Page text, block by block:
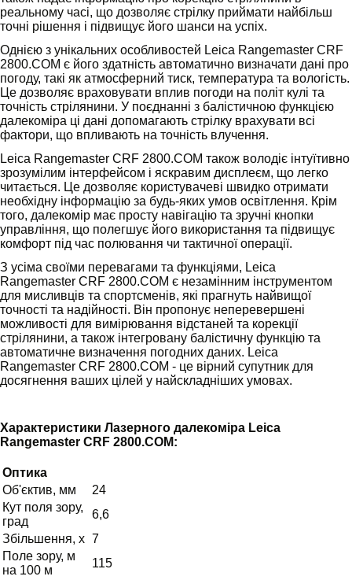
реальному часі, що дозволяє стрілку приймати найбільш
точні рішення і підвищує його шанси на успіх.
Однією з унікальних особливостей Leica Rangemaster CRF
2800.COM є його здатність автоматично визначати дані про
погоду, такі як атмосферний тиск, температура та вологість.
Це дозволяє враховувати вплив погоди на політ кулі та
точність стрілянини. У поєднанні з балістичною функцією
далекоміра ці дані допомагають стрілку врахувати всі
фактори, що впливають на точність влучення.
Leica Rangemaster CRF 2800.COM також володіє інтуїтивно
зрозумілим інтерфейсом і яскравим дисплеєм, що легко
читається. Це дозволяє користувачеві швидко отримати
необхідну інформацію за будь-яких умов освітлення. Крім
того, далекомір має просту навігацію та зручні кнопки
управління, що полегшує його використання та підвищує
комфорт під час полювання чи тактичної операції.
З усіма своїми перевагами та функціями, Leica
Rangemaster CRF 2800.COM є незамінним інструментом
для мисливців та спортсменів, які прагнуть найвищої
точності та надійності. Він пропонує неперевершені
можливості для вимірювання відстаней та корекції
стрілянини, а також інтегровану балістичну функцію та
автоматичне визначення погодних даних. Leica
Rangemaster CRF 2800.COM - це вірний супутник для
досягнення ваших цілей у найскладніших умовах.
Характеристики Лазерного далекоміра Leica
Rangemaster CRF 2800.COM:
Оптика
Об'єктив, мм
24
Кут поля зору,
град
6,6
Збільшення, х 7
Поле зору, м
на 100 м
115